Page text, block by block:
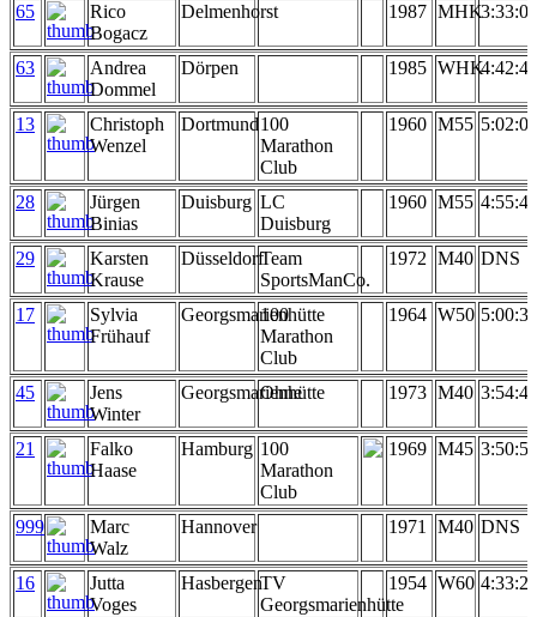
65
Rico
Bogacz
Delmenhorst 1987 MHK3:33:09
63
Andrea
Dommel
Dörpen 1985 WHK4:42:43
13
Christoph
Wenzel
Dortmund100
Marathon
Club
1960 M55 5:02:08
28
Jürgen
Binias
Duisburg LC
Duisburg
1960 M55 4:55:49
29
Karsten
Krause
DüsseldorfTeam
SportsManCo.
1972 M40 DNS
17
Sylvia
Frühauf
Georgsmarienhütte
100
Marathon
Club
1964 W50 5:00:38
45
Jens
Winter
Georgsmarienhütte
Ohne 1973 M40 3:54:46
21
Falko
Haase
Hamburg 100
Marathon
Club
1969 M45 3:50:58
999
Marc
Walz
Hannover 1971 M40 DNS
16
Jutta
Voges
HasbergenTV
Georgsmarienhütte
1954 W60 4:33:28